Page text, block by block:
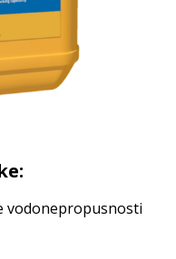
vodonepropusnosti